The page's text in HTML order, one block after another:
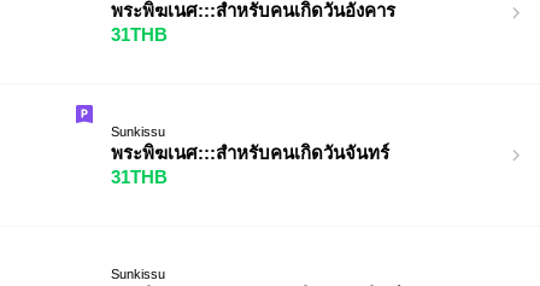
พระพิฆเนศ:::สำหรับคนเกิดวันอังคาร
31THB
Sunkissu
พระพิฆเนศ:::สำหรับคนเกิดวันจันทร์
31THB
Sunkissu